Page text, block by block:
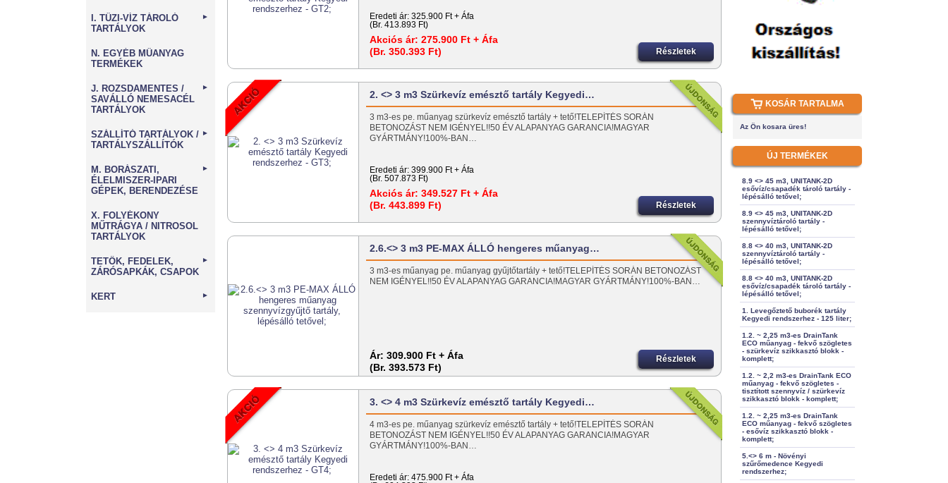
I. TŰZI-VÍZ TÁROLÓ
TARTÁLYOK
►
N. EGYÉB MŰANYAG
TERMÉKEK
J. ROZSDAMENTES /
SAVÁLLÓ NEMESACÉL
TARTÁLYOK
►
SZÁLLÍTÓ TARTÁLYOK /
TARTÁLYSZÁLLÍTÓK
►
M. BORÁSZATI,
ÉLELMISZER-IPARI
GÉPEK, BERENDEZÉSE
►
X. FOLYÉKONY
MŰTRÁGYA / NITROSOL
TARTÁLYOK
TETŐK, FEDELEK,
ZÁRÓSAPKÁK, CSAPOK
►
KERT ►
Eredeti ár: 325.900 Ft + Áfa
(Br. 413.893 Ft)
Akciós ár: 275.900 Ft + Áfa
(Br. 350.393 Ft)
Részletek
2. <> 3 m3 Szürkevíz emésztő tartály Kegyedi…
3 m3-es pe. műanyag szürkevíz emésztő tartály + tető!TELEPÍTÉS SORÁN
BETONOZÁST NEM IGÉNYEL!!50 ÉV ALAPANYAG GARANCIA!MAGYAR
GYÁRTMÁNY!100%-BAN…
Eredeti ár: 399.900 Ft + Áfa
(Br. 507.873 Ft)
Akciós ár: 349.527 Ft + Áfa
(Br. 443.899 Ft)
Részletek
2.6.<> 3 m3 PE-MAX ÁLLÓ hengeres műanyag…
3 m3-es műanyag pe. műanyag gyűjtőtartály + tető!TELEPÍTÉS SORÁN BETONOZÁST
NEM IGÉNYEL!!50 ÉV ALAPANYAG GARANCIA!MAGYAR GYÁRTMÁNY!100%-BAN…
Ár: 309.900 Ft + Áfa
(Br. 393.573 Ft)
Részletek
3. <> 4 m3 Szürkevíz emésztő tartály Kegyedi…
4 m3-es pe. műanyag szürkevíz emésztő tartály + tető!TELEPÍTÉS SORÁN
BETONOZÁST NEM IGÉNYEL!!50 ÉV ALAPANYAG GARANCIA!MAGYAR
GYÁRTMÁNY!100%-BAN…
Eredeti ár: 475.900 Ft + Áfa
KOSÁR TARTALMA
Az Ön kosara üres!
ÚJ TERMÉKEK
8.9 <> 45 m3, UNITANK-2D
esővíz/csapadék tároló tartály -
lépésálló tetővel;
8.9 <> 45 m3, UNITANK-2D
szennyvíztároló tartály -
lépésálló tetővel;
8.8 <> 40 m3, UNITANK-2D
szennyvíztároló tartály -
lépésálló tetővel;
8.8 <> 40 m3, UNITANK-2D
esővíz/csapadék tároló tartály -
lépésálló tetővel;
1. Levegőztető buborék tartály
Kegyedi rendszerhez - 125 liter;
1.2. ~ 2,25 m3-es DrainTank
ECO műanyag - fekvő szögletes
- szürkevíz szikkasztó blokk -
komplett;
1.2. ~ 2,2 m3-es DrainTank ECO
műanyag - fekvő szögletes -
tisztított szennyvíz / szürkevíz
szikkasztó blokk - komplett;
1.2. ~ 2,25 m3-es DrainTank
ECO műanyag - fekvő szögletes
- esővíz szikkasztó blokk -
komplett;
5.<> 6 m - Növényi
szűrőmedence Kegyedi
rendszerhez;